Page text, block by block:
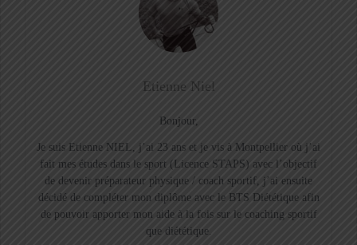
Etienne Niel
Bonjour,
Je suis Etienne NIEL, j’ai 23 ans et je vis à Montpellier où j’ai
fait mes études dans le sport (Licence STAPS) avec l’objectif
de devenir préparateur physique / coach sportif, j’ai ensuite
décidé de compléter mon diplôme avec le BTS Diététique afin
de pouvoir apporter mon aide à la fois sur le coaching sportif
que diététique.